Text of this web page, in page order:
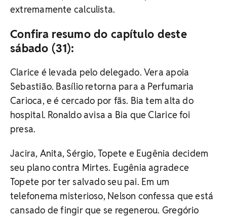
extremamente calculista.
Confira resumo do capítulo deste
sábado (31):
Clarice é levada pelo delegado. Vera apoia
Sebastião. Basílio retorna para a Perfumaria
Carioca, e é cercado por fãs. Bia tem alta do
hospital. Ronaldo avisa a Bia que Clarice foi
presa.
Jacira, Anita, Sérgio, Topete e Eugênia decidem
seu plano contra Mirtes. Eugênia agradece
Topete por ter salvado seu pai. Em um
telefonema misterioso, Nelson confessa que está
cansado de fingir que se regenerou. Gregório